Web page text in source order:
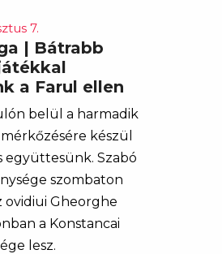
7.
| Bátrabb
a Farul ellen
belül a harmadik
készül
együttesünk. Szabó
szombaton
ovidiui Gheorghe
a Konstancai
lesz.